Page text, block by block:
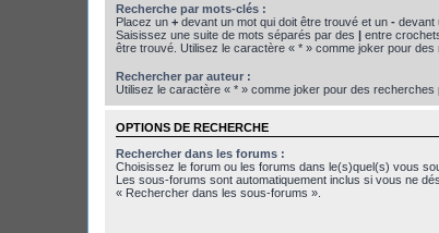
Recherche par mots-clés :
Placez un + devant un mot qui doit être trouvé et un - devant
Saisissez une suite de mots séparés par des | entre
être trouvé. Utilisez le caractère « * » comme joker pour des
Rechercher par auteur :
Utilisez le caractère « * » comme joker pour des recherches
OPTIONS DE RECHERCHE
Rechercher dans les forums :
Choisissez le forum ou les forums dans le(s)quel(s) vous
Les sous-forums sont automatiquement inclus si vous ne
« Rechercher dans les sous-forums ».